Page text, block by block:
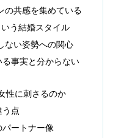
共感を集めている
う結婚スタイル
ない姿勢への関心
事実と分からない
性に刺さるのか
う点
ートナー像